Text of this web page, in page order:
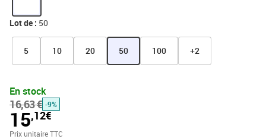
découvrir la partie adhésive rapidement.
Lot de : 50
5 10 20 50 100 +2
En stock
16,63 € -9%
15,12€
Prix unitaire TTC